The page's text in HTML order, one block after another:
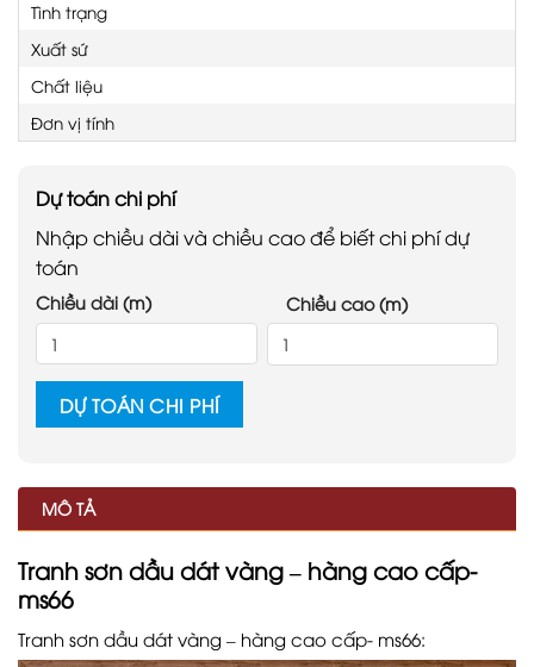
Tình trạng
Xuất sứ
Chất liệu
Đơn vị tính
Dự toán chi phí
Nhập chiều dài và chiều cao để biết chi phí dự
toán
Chiều dài (m) Chiều cao (m)
DỰ TOÁN CHI PHÍ
MÔ TẢ
Tranh sơn dầu dát vàng – hàng cao cấp-
ms66
Tranh sơn dầu dát vàng – hàng cao cấp- ms66: